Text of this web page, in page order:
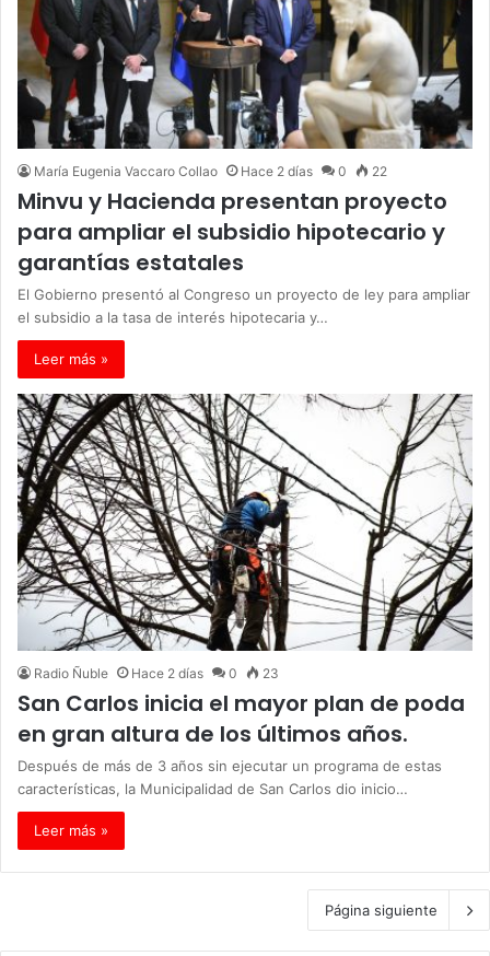
María Eugenia Vaccaro Collao Hace 2 días 0 22
Minvu y Hacienda presentan proyecto
para ampliar el subsidio hipotecario y
garantías estatales
El Gobierno presentó al Congreso un proyecto de ley para ampliar
el subsidio a la tasa de interés hipotecaria y…
Leer más »
Radio Ñuble Hace 2 días 0 23
San Carlos inicia el mayor plan de poda
en gran altura de los últimos años.
Después de más de 3 años sin ejecutar un programa de estas
características, la Municipalidad de San Carlos dio inicio…
Leer más »
Página siguiente